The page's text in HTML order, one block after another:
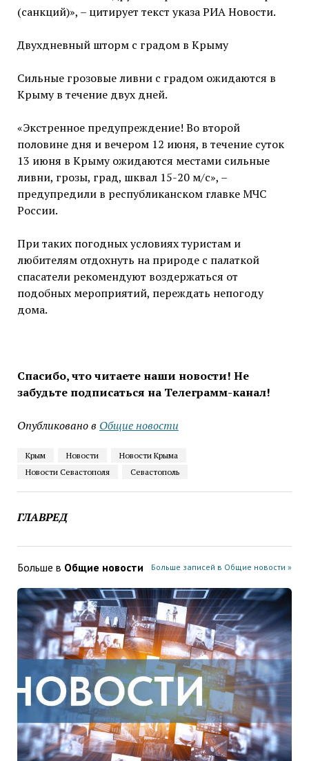
(санкций)», – цитирует текст указа РИА Новости.
Двухдневный шторм с градом в Крыму
Сильные грозовые ливни с градом ожидаются в
Крыму в течение двух дней.
«Экстренное предупреждение! Во второй
половине дня и вечером 12 июня, в течение суток
13 июня в Крыму ожидаются местами сильные
ливни, грозы, град, шквал 15-20 м/с», –
предупредили в республиканском главке МЧС
России.
При таких погодных условиях туристам и
любителям отдохнуть на природе с палаткой
спасатели рекомендуют воздержаться от
подобных мероприятий, переждать непогоду
дома.
Спасибо, что читаете наши новости! Не
забудьте подписаться на Телеграмм-канал!
Опубликовано в Общие новости
Крым Новости
Новости Крыма
Новости Севастополя
Севастополь
ГЛАВРЕД
Больше в Общие новости Больше записей в Общие новости »